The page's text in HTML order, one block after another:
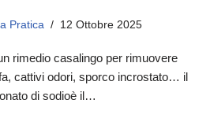
Pratica 12 Ottobre 2025
rimedio casalingo per rimuovere
cattivi odori, sporco incrostato… il
di sodioè il…